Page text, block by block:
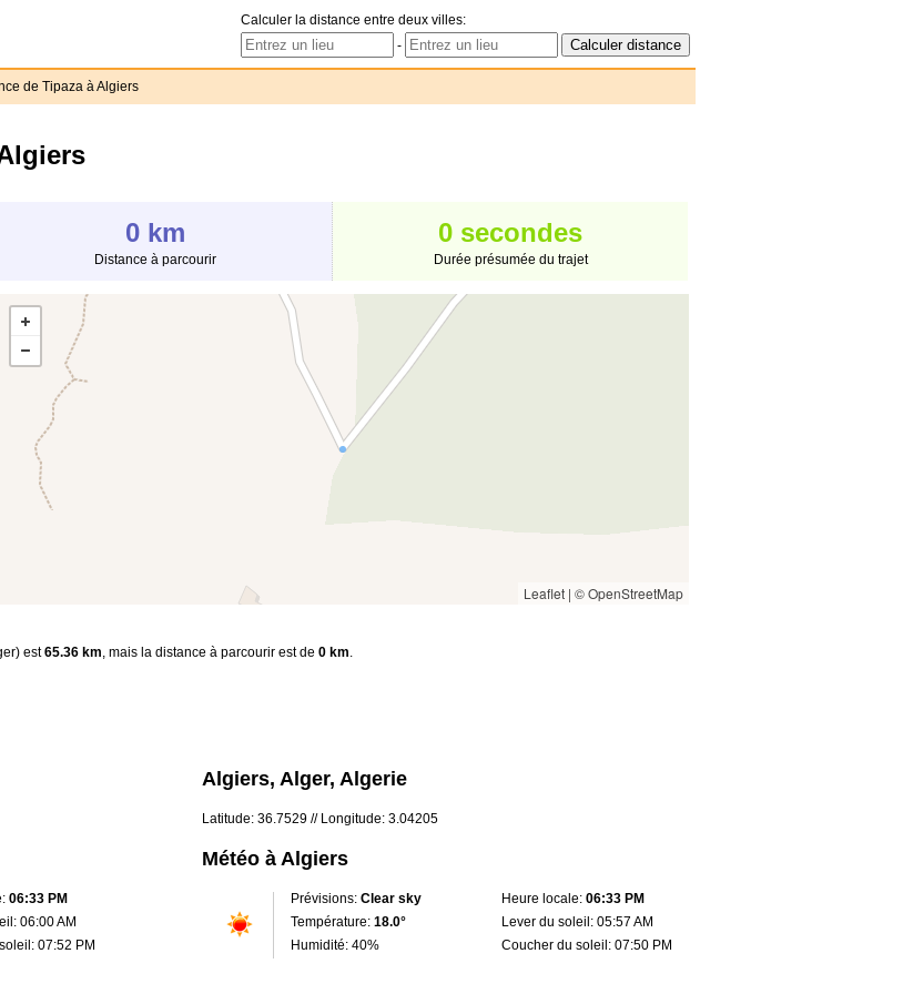
Calculer la distance entre deux villes:
-
de Tipaza à Algiers
0 km
Distance à parcourir
0 secondes
Durée présumée du trajet
Leaflet | © OpenStreetMap
est65.36 km, mais la distance à parcourir est de 0 km.
06:33 PM
06:00 AM
07:52 PM
Algiers, Alger, Algerie
Latitude: 36.7529 // Longitude: 3.04205
Météo à Algiers
Prévisions: Clear sky
Température: 18.0°
Humidité: 40%
Heure locale: 06:33 PM
Lever du soleil: 05:57 AM
Coucher du soleil: 07:50 PM